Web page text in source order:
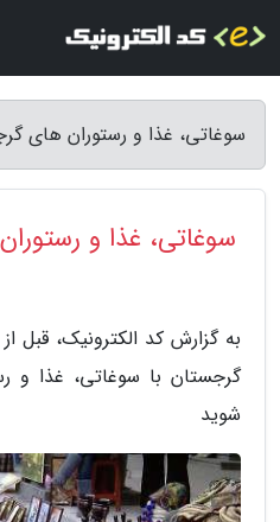
سوغاتی، غذا و رستوران های
سوغاتی، غذا و
به گزارش کد الکترونیک، قبل
گرجستان با سوغاتی، غذا و
شوید